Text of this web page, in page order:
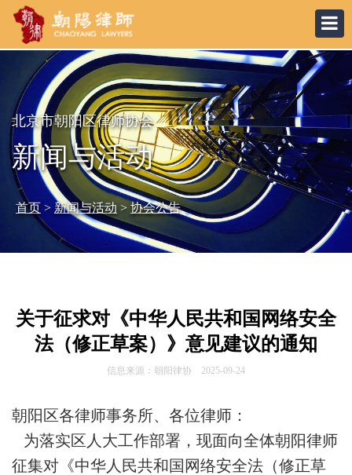
北京市朝阳区律师协会
新闻与活动
首页 > 新闻与活动> 协会公告
关于征求对《中华人民共和国网络安全
法（修正草案）》意见建议的通知
信息来源：朝阳律协 2025-09-24
朝阳区各律师事务所、各位律师：
为落实区人大工作部署，现面向全体朝阳律师
征集对《中华人民共和国网络安全法（修正草